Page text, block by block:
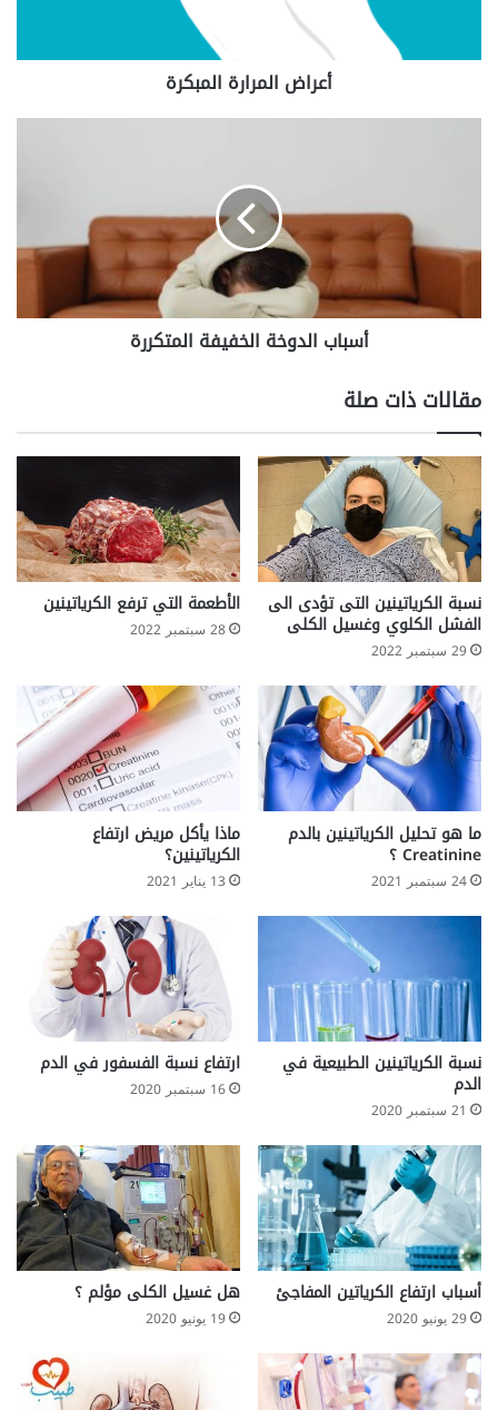
أعراض المرارة المبكرة
أسباب الدوخة الخفيفة المتكررة
مقالات ذات صلة
نسبة الكرياتينين التى تؤدى الى
الفشل الكلوي وغسيل الكلى
29 سبتمبر 2022
الأطعمة التي ترفع الكرياتينين
28 سبتمبر 2022
ما هو تحليل الكرياتينين بالدم
Creatinine ؟
24 سبتمبر 2021
ماذا يأكل مريض ارتفاع
الكرياتينين؟
13 يناير 2021
نسبة الكرياتينين الطبيعية في
الدم
21 سبتمبر 2020
ارتفاع نسبة الفسفور في الدم
16 سبتمبر 2020
أسباب ارتفاع الكرياتين المفاجئ
29 يونيو 2020
هل غسيل الكلى مؤلم ؟
19 يونيو 2020